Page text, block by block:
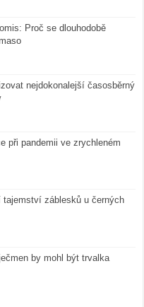
Proč se dlouhodobě
nejdokonalejší časosběrný
při pandemii ve zrychleném
tajemství záblesků u černých
by mohl být trvalka